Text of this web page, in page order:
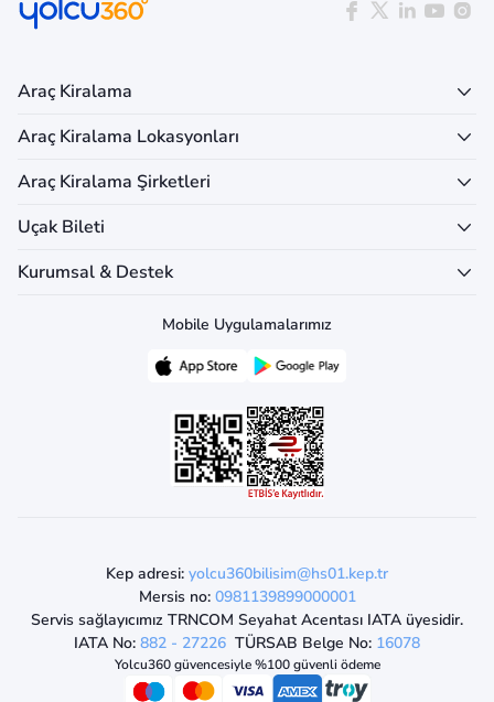
Araç Kiralama
Araç Kiralama Lokasyonları
Araç Kiralama Şirketleri
Uçak Bileti
Kurumsal & Destek
Mobile Uygulamalarımız
Kep adresi: yolcu360bilisim@hs01.kep.tr
Mersis no: 0981139899000001
Servis sağlayıcımız TRNCOM Seyahat Acentası IATA üyesidir.
IATA No: 882 - 27226 TÜRSAB Belge No: 16078
Yolcu360 güvencesiyle %100 güvenli ödeme